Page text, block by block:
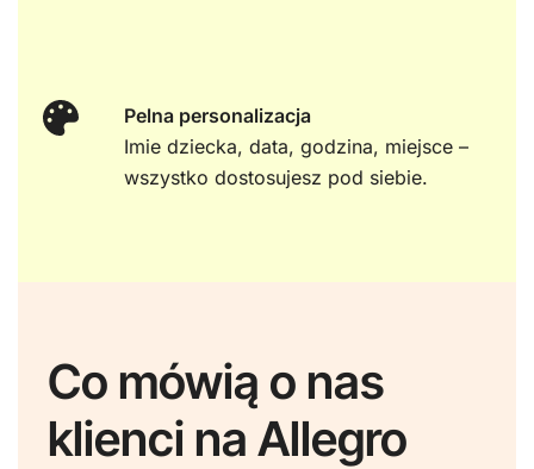
Pelna personalizacja
Imie dziecka, data, godzina, miejsce –
wszystko dostosujesz pod siebie.
Co mówią o nas
klienci na Allegro